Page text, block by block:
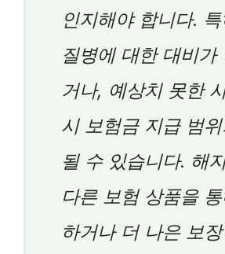
인지해야 합니다.
질병에 대한 대비가
거나, 예상치 못한
시 보험금 지급 범
될 수 있습니다. 해
다른 보험 상품을
하거나 더 나은 보